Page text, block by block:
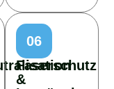
06
Faserschutz
&